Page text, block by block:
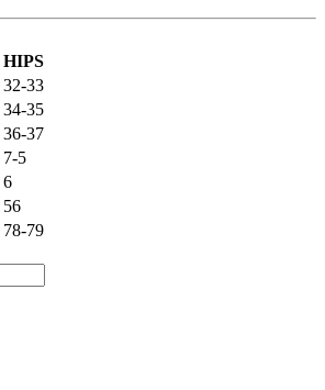
HIPS
32-33
34-35
36-37
7-5
6
56
78-79